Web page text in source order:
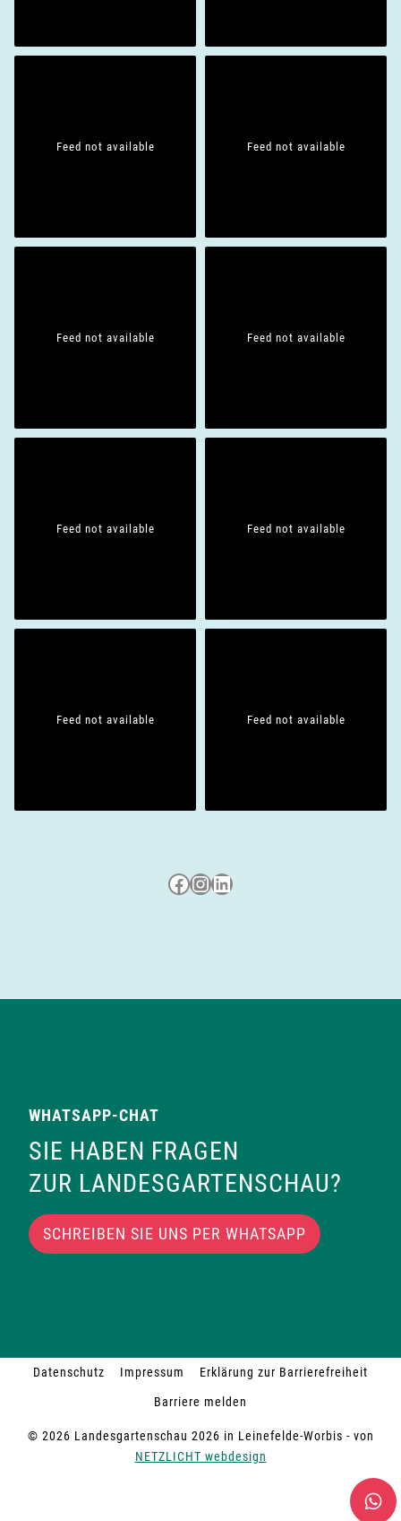
Feed not available Feed not available
Feed not available Feed not available
Feed not available Feed not available
Feed not available Feed not available
Besuche uns auf Facebook
Besuche uns auf Instagram
LinkedIn
WHATSAPP-CHAT
SIE HABEN FRAGEN
ZUR LANDESGARTENSCHAU?
SCHREIBEN SIE UNS PER WHATSAPP
© 2026 Landesgartenschau 2026 in Leinefelde-Worbis - von
NETZLICHT webdesign
Datenschutz Impressum
Erklärung zur Barrierefreiheit
Barriere melden